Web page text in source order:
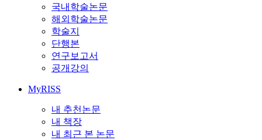
국내학술논문
해외학술논문
학술지
단행본
연구보고서
공개강의
MyRISS
내 추천논문
내 책장
내 최근 본 논문